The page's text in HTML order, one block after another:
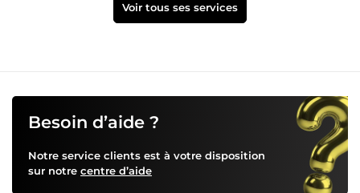
Voir tous ses services
Besoin d’aide ?
Notre service clients est à votre disposition
sur notre centre d’aide